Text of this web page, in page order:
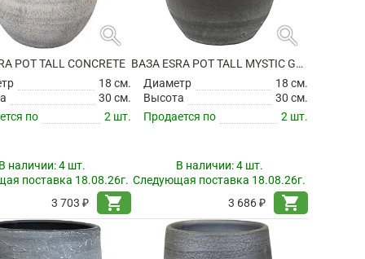
search
POT TALL CONCRETE
18 см.
30 см.
по
2 шт.
наличии:4 шт.
поставка 18.08.26г.
3 703 ₽
shopping_cart
search
ВАЗА ESRA POT TALL MYSTIC GREY
Диаметр
18 см.
Высота
30 см.
Продается по
2 шт.
В наличии:4 шт.
Следующая поставка 18.08.26г.
3 686 ₽
shopping_cart